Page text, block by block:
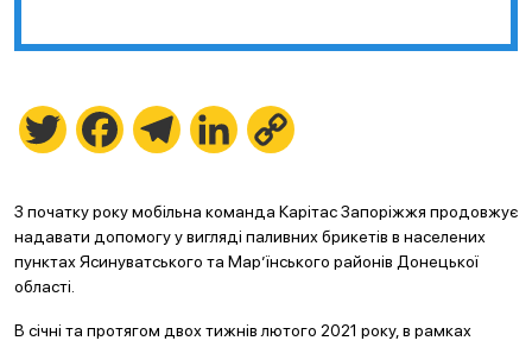
Twitter FacebookTelegramLinkedIn
З початку року мобільна команда Карітас Запоріжжя продовжує
надавати допомогу у вигляді паливних брикетів в населених
пунктах Ясинуватського та Мар’їнського районів Донецької
області.
В січні та протягом двох тижнів лютого 2021 року, в рамках